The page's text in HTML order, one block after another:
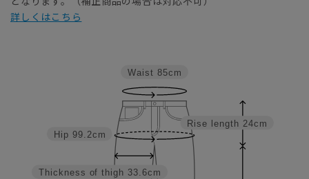
詳しくはこちら
Rise length 24cm
Thickness of thigh 33.6cm
Hip 99.2cm
Waist 85cm